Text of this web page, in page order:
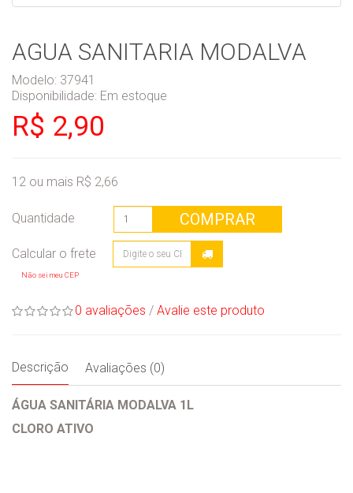
AGUA SANITARIA MODALVA
Modelo: 37941
Disponibilidade: Em estoque
R$ 2,90
12 ou mais R$ 2,66
Quantidade COMPRAR
Não sei meu CEP
0 avaliações / Avalie este produto
Descrição Avaliações (0)
ÁGUA SANITÁRIA MODALVA 1L
CLORO ATIVO